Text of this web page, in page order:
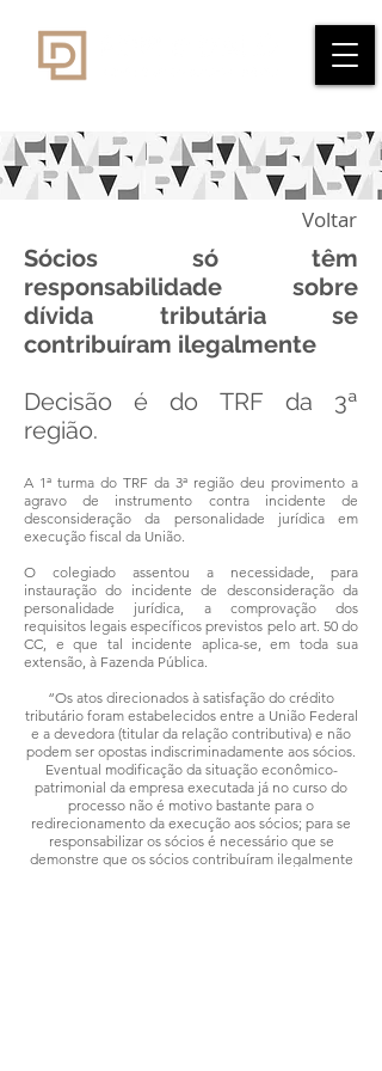
Voltar
Sócios só têm
responsabilidade sobre
dívida tributária se
contribuíram ilegalmente
Decisão é do TRF da 3ª
região.
A 1ª turma do TRF da 3ª região deu provimento a
agravo de instrumento contra incidente de
desconsideração da personalidade jurídica em
execução fiscal da União.
O colegiado assentou a necessidade, para
instauração do incidente de desconsideração da
personalidade jurídica, a comprovação dos
requisitos legais específicos previstos pelo art. 50 do
CC, e que tal incidente aplica-se, em toda sua
extensão, à Fazenda Pública.
“Os atos direcionados à satisfação do crédito
tributário foram estabelecidos entre a União Federal
e a devedora (titular da relação contributiva) e não
podem ser opostas indiscriminadamente aos sócios.
Eventual modificação da situação econômico-
patrimonial da empresa executada já no curso do
processo não é motivo bastante para o
redirecionamento da execução aos sócios; para se
responsabilizar os sócios é necessário que se
demonstre que os sócios contribuíram ilegalmente